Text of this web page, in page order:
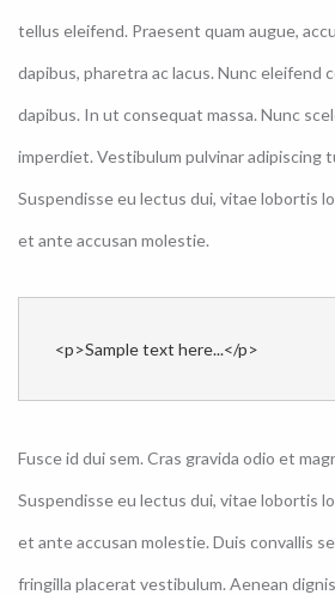
tellus eleifend. Praesent quam augue,
dapibus, pharetra ac lacus. Nunc eleifend
dapibus. In ut consequat massa. Nunc
imperdiet. Vestibulum pulvinar adipiscing
Suspendisse eu lectus dui, vitae lobortis
et ante accusan molestie.
<p>Sample text here...</p>
Fusce id dui sem. Cras gravida odio et
Suspendisse eu lectus dui, vitae lobortis
et ante accusan molestie. Duis convallis
fringilla placerat vestibulum. Aenean